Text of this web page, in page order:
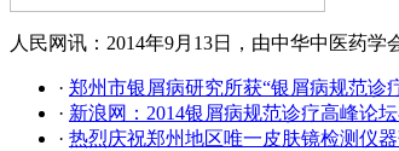
人民网讯：2014年9月13日，由中华中医药
· 郑州市银屑病研究所获“银屑病规范诊
· 新浪网：2014银屑病规范诊疗高峰论
· 热烈庆祝郑州地区唯一皮肤镜检测仪